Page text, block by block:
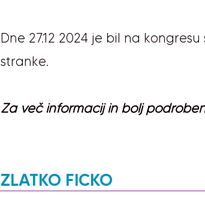
Dne 27.12 2024 je bil na
stranke.
Za več informacij in bolj
ZLATKO FICKO